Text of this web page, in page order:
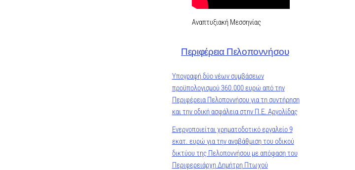
Αναπτυξιακή Μεσσηνίας
Περιφέρεια Πελοποννήσου
Υπογραφή δύο νέων συμβάσεων
προϋπολογισμού 360.000 ευρώ από την
Περιφέρεια Πελοποννήσου για τη συντήρηση
και την οδική ασφάλεια στην Π.Ε. Αργολίδας
Ενεργοποιείται χρηματοδοτικό εργαλείο 9
εκατ. ευρώ για την αναβάθμιση του οδικού
δικτύου της Πελοποννήσου με απόφαση του
Περιφερειάρχη Δημήτρη Πτωχού